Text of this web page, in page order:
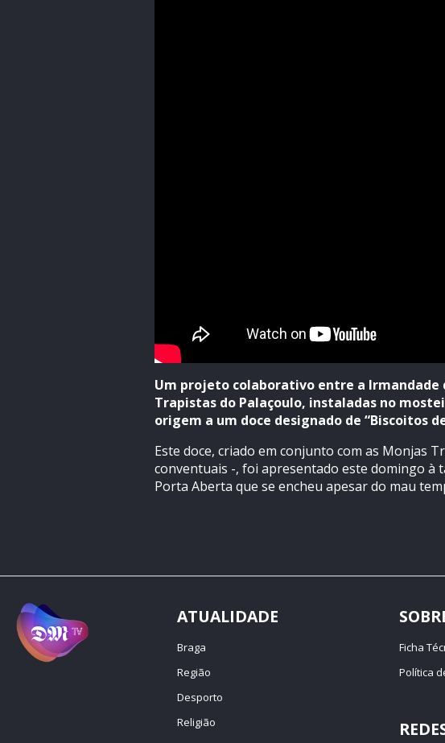
Um projeto colaborativo entre a Irmandade
Trapistas do Palaçoulo, instaladas no
origem a um doce designado de “Biscoitos
Este doce, criado em conjunto com as Monjas
conventuais -, foi apresentado este domingo à
Porta Aberta que se encheu apesar do mau
ATUALIDADE
Braga
Região
Desporto
Religião
Ficha
Política